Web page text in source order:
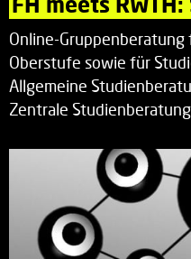
Online-
Oberstufe sowie für
Allgemeine
Zentrale